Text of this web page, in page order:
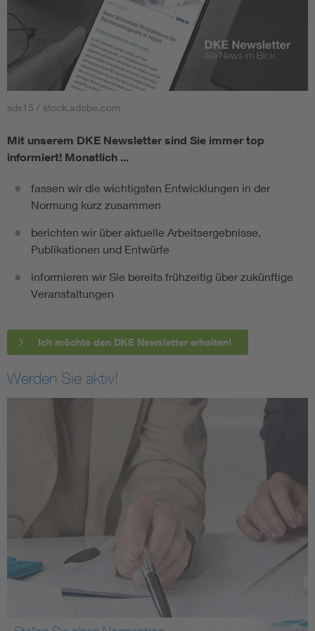
sdx15 / stock.adobe.com
Mit unserem DKE Newsletter sind Sie immer top
informiert! Monatlich ...
fassen wir die wichtigsten Entwicklungen in der
Normung kurz zusammen
berichten wir über aktuelle Arbeitsergebnisse,
Publikationen und Entwürfe
informieren wir Sie bereits frühzeitig über zukünftige
Veranstaltungen
Ich möchte den DKE Newsletter erhalten!
Werden Sie aktiv!